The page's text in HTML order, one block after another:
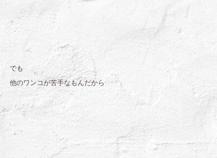
でも
他のワンコが苦手なもんだから